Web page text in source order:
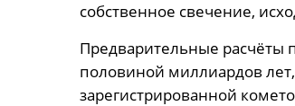
собственное свечение,
Предварительные расчёты
половиной миллиардов
зарегистрированной